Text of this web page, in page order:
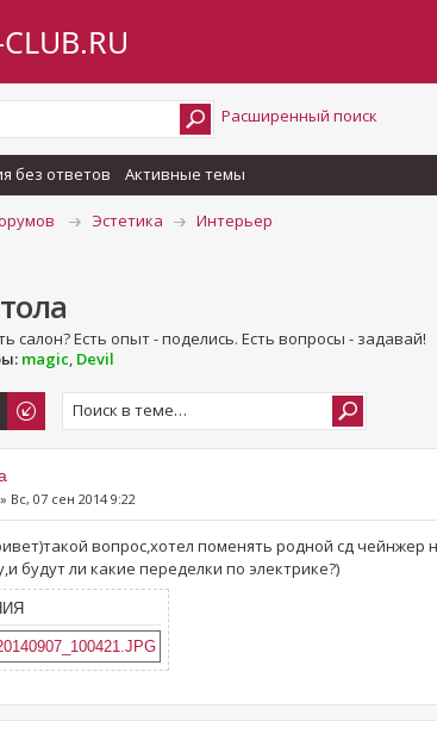
Расширенный поиск
без ответов Активные темы
Эстетика Интерьер
салон? Есть опыт - поделись. Есть вопросы - задавай!
magic, Devil
» Вс, 07 сен 2014 9:22
вопрос,хотел поменять родной сд
будут ли какие переделки по электрике?)